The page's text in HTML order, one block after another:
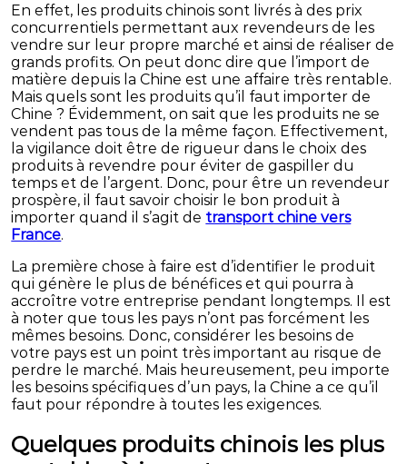
En effet, les produits chinois sont livrés à des prix
concurrentiels permettant aux revendeurs de les
vendre sur leur propre marché et ainsi de réaliser de
grands profits. On peut donc dire que l’import de
matière depuis la Chine est une affaire très rentable.
Mais quels sont les produits qu’il faut importer de
Chine ? Évidemment, on sait que les produits ne se
vendent pas tous de la même façon. Effectivement,
la vigilance doit être de rigueur dans le choix des
produits à revendre pour éviter de gaspiller du
temps et de l’argent. Donc, pour être un revendeur
prospère, il faut savoir choisir le bon produit à
importer quand il s’agit de transport chine vers
France.
La première chose à faire est d’identifier le produit
qui génère le plus de bénéfices et qui pourra à
accroître votre entreprise pendant longtemps. Il est
à noter que tous les pays n’ont pas forcément les
mêmes besoins. Donc, considérer les besoins de
votre pays est un point très important au risque de
perdre le marché. Mais heureusement, peu importe
les besoins spécifiques d’un pays, la Chine a ce qu’il
faut pour répondre à toutes les exigences.
Quelques produits chinois les plus